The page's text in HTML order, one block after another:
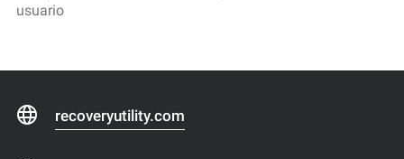
usuario
recoveryutility.com